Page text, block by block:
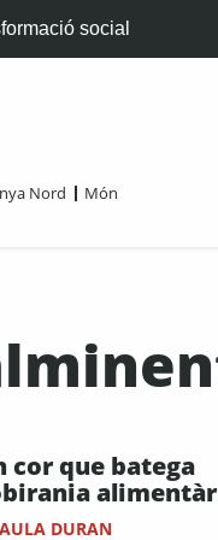
social
Nord Món
cor que batega
DURAN